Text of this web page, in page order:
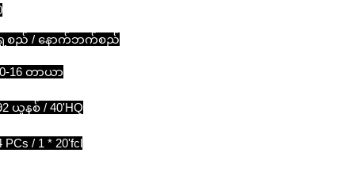
စည် / နောက်ဘက်စည်
16 တာယာ
ယူနစ် / 40'HQ
PCs / 1 * 20'fcl